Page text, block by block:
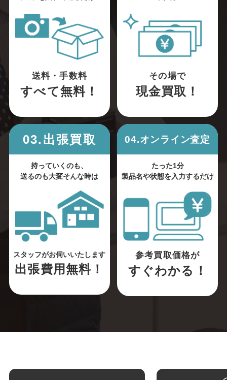
送料・手数料
すべて無料！
その場で
現金買取！
03.出張買取
持っていくのも、
送るのも大変そんな時は
スタッフがお伺いいたします
出張費用無料！
04.オンライン査定
たった1分
製品名や状態を入力するだけ
参考買取価格が
すぐわかる！